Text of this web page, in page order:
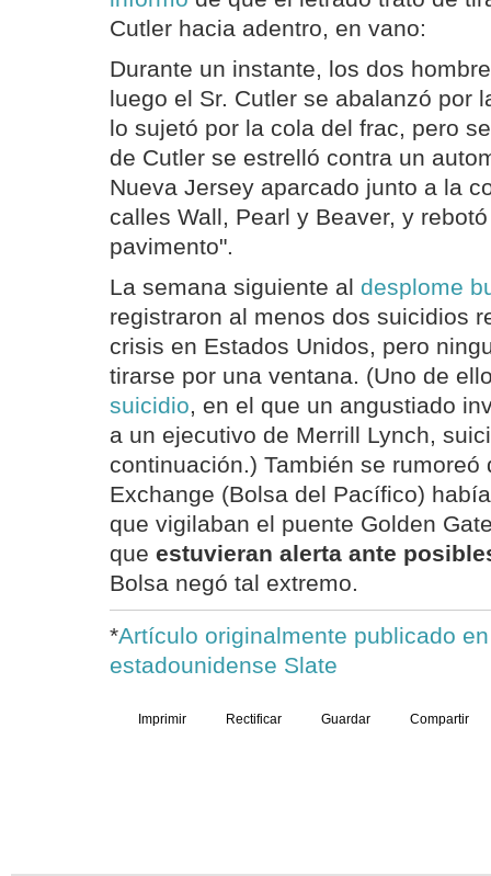
Cutler hacia adentro, en vano:
Durante un instante, los dos
luego el Sr. Cutler se abalanzó por
lo sujetó por la cola del frac, pero
de Cutler se estrelló contra un
Nueva Jersey aparcado junto a la
calles Wall, Pearl y Beaver, y
pavimento".
La semana siguiente al desplome
registraron al menos dos suicidios
crisis en Estados Unidos, pero
tirarse por una ventana. (Uno de
suicidio, en el que un angustiado
a un ejecutivo de Merrill Lynch,
continuación.) También se rumoreó
Exchange (Bolsa del Pacífico)
que vigilaban el puente Golden
que estuvieran alerta ante
Bolsa negó tal extremo.
*Artículo originalmente publicado
estadounidense Slate
Imprimir Rectificar Guardar Compartir